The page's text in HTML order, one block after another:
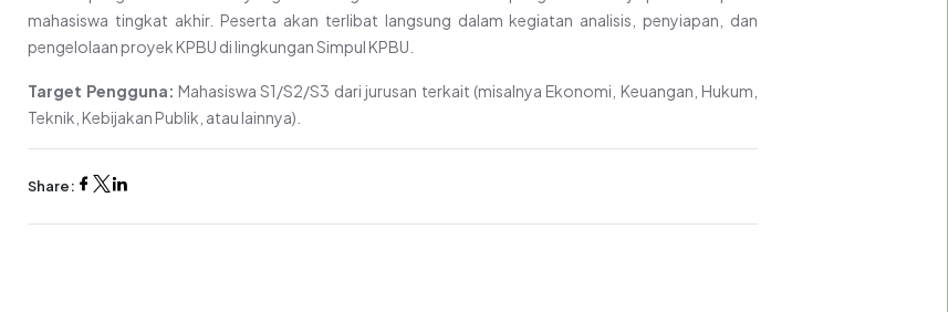
mahasiswa tingkat akhir. Peserta akan terlibat langsung dalam kegiatan analisis, penyiapan, dan
pengelolaan proyek KPBU di lingkungan Simpul KPBU.
Target Pengguna: Mahasiswa S1/S2/S3 dari jurusan terkait (misalnya Ekonomi, Keuangan, Hukum,
Teknik, Kebijakan Publik, atau lainnya).
Share: